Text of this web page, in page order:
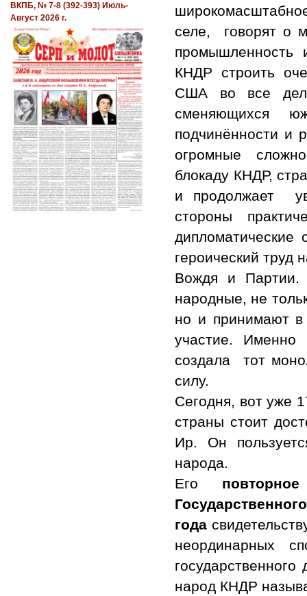
селе, говорят о
промышленность
КНДР строить
США во все
сменяющихся
подчинённости и
огромные
блокаду КНДР,
и продолжает
стороны
дипломатические
героический труд
Вождя и
народные, не
но и принимают в
участие. Именно
создала тот
силу.
Сегодня, вот уже
страны стоит
Ир. Он
народа.
Его
года
неординарных
народ КНДР
ВКПБ, № 7-8 (392-393) Июль-
Август 2026 г.